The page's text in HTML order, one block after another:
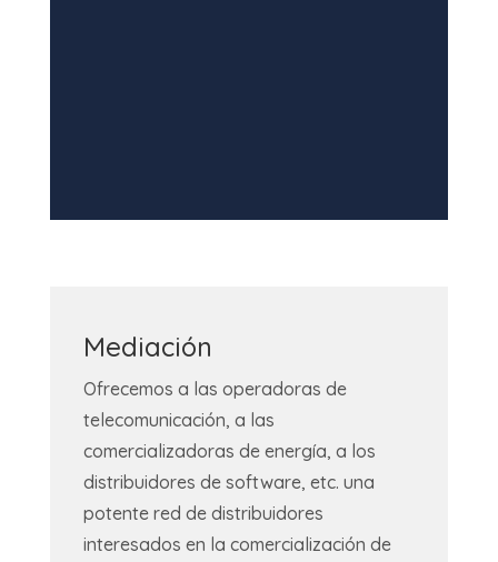
Mediación
Ofrecemos a las operadoras de
telecomunicación, a las
comercializadoras de energía, a los
distribuidores de software, etc. una
potente red de distribuidores
interesados en la comercialización de